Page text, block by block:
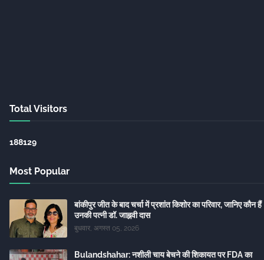
Total Visitors
188129
Most Popular
बांकीपुर जीत के बाद चर्चा में प्रशांत किशोर का परिवार, जानिए कौन हैं
उनकी पत्नी डॉ. जाह्नवी दास
बुधवार, अगस्त 05, 2026
Bulandshahar: नशीली चाय बेचने की शिकायत पर FDA का